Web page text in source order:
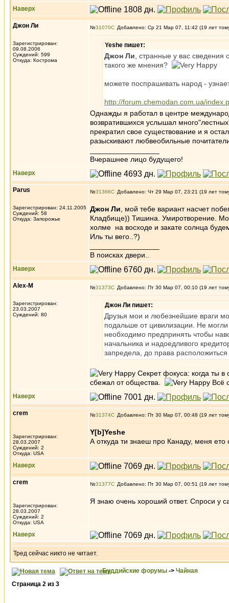
Наверх
Джон Ли
Зарегистрирован:
09.08.2006
Суждений: 599
Откуда: Кострома
№31070 Добавлено: Ср 21 Мар 07, 11:42 (19 лет
Yeshe пишет:
Джон Ли , странные у вас
такого же мнения?
можете поспрашивать народ -
http://forum.chemodan.com.ua/
Однажды я работал в центре
возвратившихся услышал
прекратил свое существование и я
разыскивают любвеобильные
Вчерашнее лицо будущего!
Наверх
Parus
Зарегистрирован: 24.11.2005
Суждений: 58
Откуда: Запорожье
№31366 Добавлено: Чт 29 Мар 07, 23:21 (19 лет
Джон Ли , мой тебе вариант насчет
Кладбище)) Тишина. Умиротворение.
холме на восходе и закате солнца
Иль ты вего..?)
В поисках двери..
Наверх
Alex-M
Зарегистрирован:
23.03.2007
Суждений: 80
№31373 Добавлено: Пт 30 Мар 07, 00:10 (19 лет
Джон Ли пишет:
Друзья мои и любезнейшие враги
подальше от цивилизации. Не
необходимо предпринять чтобы
начальника и надоедливого
запредела, до права
Секрет фокуса: когда ты
сбежал от общества.
Всё
Наверх
crem
Зарегистрирован:
28.03.2007
Суждений: 2
Откуда: USA
№31374 Добавлено: Пт 30 Мар 07, 00:48 (19 лет
Y[b]Yeshe
А откуда ти знаеш про Канаду, меня ето
Наверх
crem
Зарегистрирован:
28.03.2007
Суждений: 2
Откуда: USA
№31377 Добавлено: Пт 30 Мар 07, 00:51 (19 лет
Я знаю очень хороший ответ. Спроси у
Наверх
Тред сейчас никто не читает.
Буддийские форумы -> Чайная
Страница 2 из 3